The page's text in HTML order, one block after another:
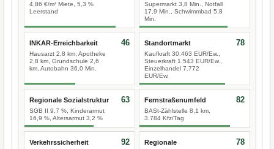
4,86 €/m² Miete, 5,3 %
Leerstand
Supermarkt 3,8 Min., Notfall
17,9 Min., Schwimmbad 5,8
Min.
INKAR-Erreichbarkeit
Hausarzt 2,8 km, Apotheke
2,8 km, Grundschule 2,6
km, Autobahn 36,0 Min.
46 Standortmarkt
Kaufkraft 30.463 EUR/Ew.,
Steuerkraft 1.543 EUR/Ew.,
Einzelhandel 7.772
EUR/Ew.
78
Regionale Sozialstruktur
SGB II 9,7 %, Kinderarmut
16,9 %, Altersarmut 3,2 %
63 Fernstraßenumfeld
BASt-Zählstelle 8,1 km,
3.784 Kfz/Tag
82
Verkehrssicherheit 92
Regionale
78